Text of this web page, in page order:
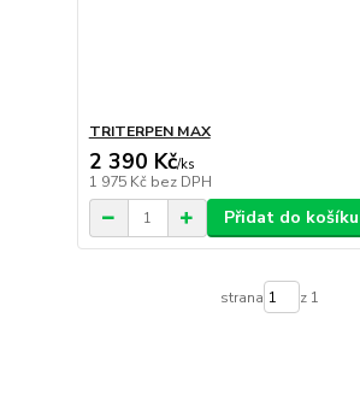
TRITERPEN MAX
2 390 Kč/ks
1 975 Kč bez DPH
Přidat do košíku
strana z 1